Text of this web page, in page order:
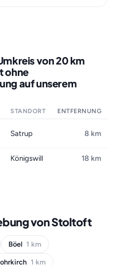
von 20 km
ohne
auf unserem
STANDORT ENTFERNUNG
Satrup 8 km
Königswill 18 km
von Stoltoft
Böel 1 km
1 km